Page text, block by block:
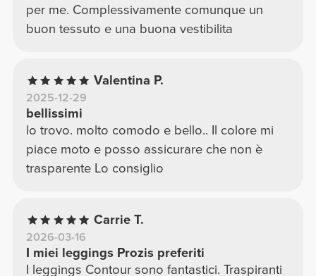
per me. Complessivamente comunque un
buon tessuto e una buona vestibilita
Valentina P.
2025-12-29
bellissimi
lo trovo. molto comodo e bello.. Il colore mi
piace moto e posso assicurare che non è
trasparente Lo consiglio
Carrie T.
2026-03-16
I miei leggings Prozis preferiti
I leggings Contour sono fantastici. Traspiranti